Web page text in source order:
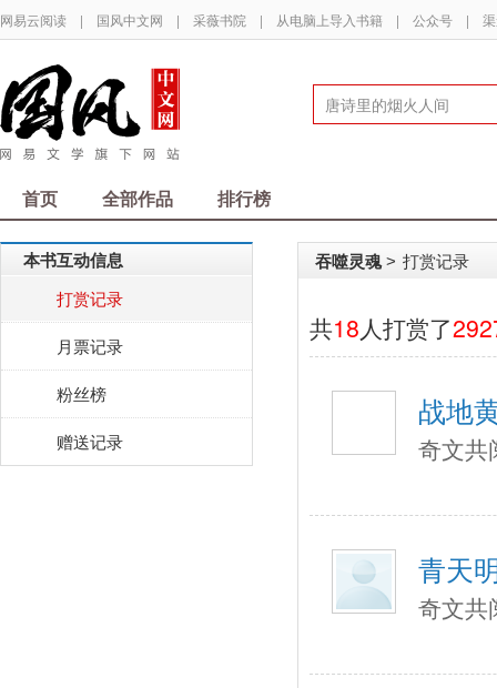
网易云阅读 | 国风中文网 | 采薇书院 | 从电脑上导入书籍 | 公众号 |
首页 全部作品 排行榜
本书互动信息
打赏记录
月票记录
粉丝榜
赠送记录
吞噬灵魂 > 打赏记录
共18人打赏了
战地
奇文共
青天
奇文共